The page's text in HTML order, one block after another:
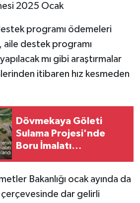
2025 Ocak
programı ödemeleri
aile destek programı
mı gibi araştırmalar
itibaren hız kesmeden
Dövmekaya Göleti
Sulama Projesi'nde
Boru İmalatı
Bakanlığı ocak ayında da
dar gelirli